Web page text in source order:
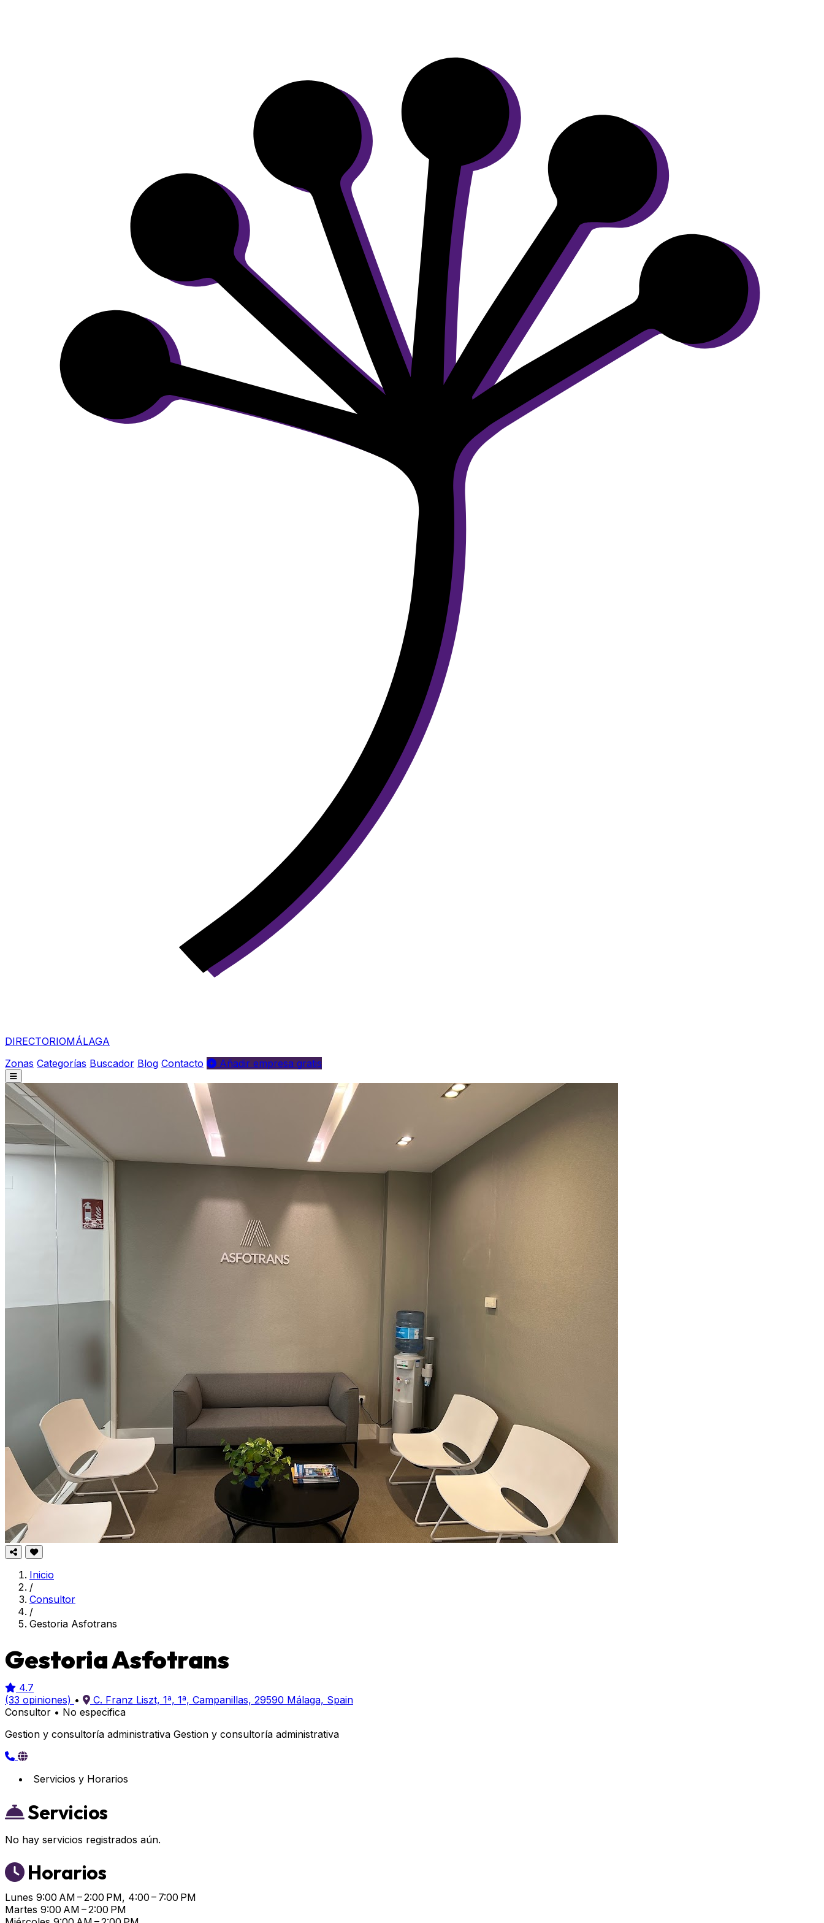
DIRECTORIOMÁLAGA
Zonas Categorías Buscador Blog Contacto Añadir empresa gratis
Inicio
/
Consultor
/
Gestoria Asfotrans
Gestoria Asfotrans
4.7
(33 opiniones) •
C. Franz Liszt, 1ª, 1ª, Campanillas, 29590 Málaga, Spain
Consultor • No especifica
Gestion y consultoría administrativa Gestion y consultoría administrativa
Servicios y Horarios
Servicios
No hay servicios registrados aún.
Horarios
Lunes 9:00 AM – 2:00 PM, 4:00 – 7:00 PM
Martes 9:00 AM – 2:00 PM